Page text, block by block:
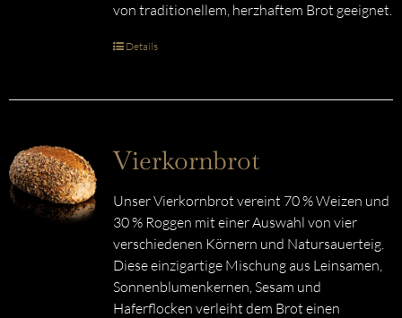
von traditionellem, herzhaftem Brot geeignet.
Details
Vierkornbrot
Unser Vierkornbrot vereint 70 % Weizen und
30 % Roggen mit einer Auswahl von vier
verschiedenen Körnern und Natursauerteig.
Diese einzigartige Mischung aus Leinsamen,
Sonnenblumenkernen, Sesam und
Haferflocken verleiht dem Brot einen